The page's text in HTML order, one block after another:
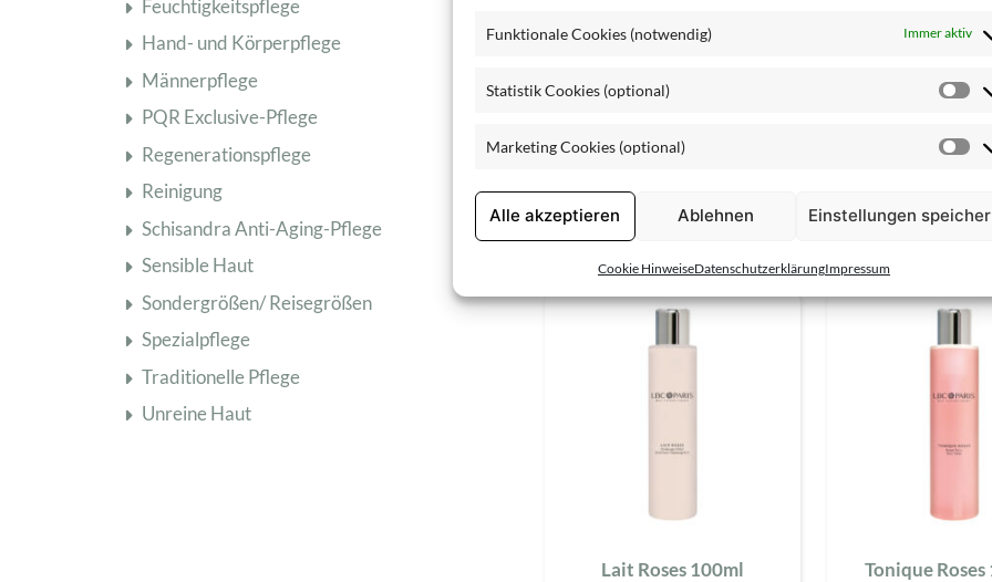
Funktionale Cookies (notwendig) Immer aktiv
Statistik Cookies (optional)
Marketing Cookies (optional)
Alle akzeptieren Ablehnen Einstellungen
Cookie HinweiseDatenschutzerklärungImpressum
Lait Roses Tonique
Lait Roses 100ml Tonique
Feuchtigkeitspflege
Hand- und Körperpflege
Männerpflege
PQR Exclusive-Pflege
Regenerationspflege
Reinigung
Schisandra Anti-Aging-Pflege
Sensible Haut
Sondergrößen/ Reisegrößen
Spezialpflege
Traditionelle Pflege
Unreine Haut